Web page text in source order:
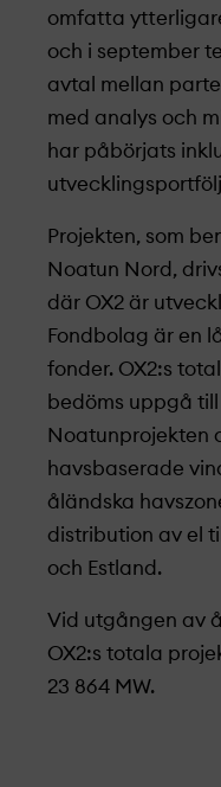
omfatta
och i september
avtal mellan
med analys och
har påbörjats
Projekt­en, som
Noatun Nord,
där OX2 är
Fondbolag är en
fonder. OX2:s
bedöms uppgå
Noatunprojekt­en
havsbaserade
åländska
distribution av el
och Estland.
Vid utgången av
OX2:s totala
23 864 MW.